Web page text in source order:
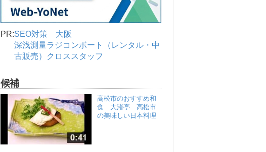
PR:SEO対策 大阪
深浅測量ラジコンボート（レンタル・中
古販売）クロススタッフ
候補
高松市のおすすめ和
食 大渚亭 高松市
の美味しい日本料理